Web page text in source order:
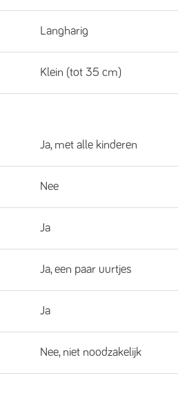
Langharig
Klein (tot 35 cm)
Ja, met alle kinderen
Nee
Ja
Ja, een paar uurtjes
Ja
Nee, niet noodzakelijk